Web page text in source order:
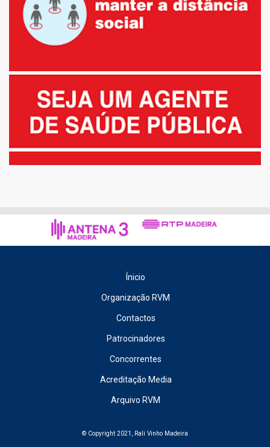
Ínicio
Organização RVM
Contactos
Patrocinadores
Concorrentes
Acreditação Media
Arquivo RVM
© Copyright 2021, Rali Vinho Madeira